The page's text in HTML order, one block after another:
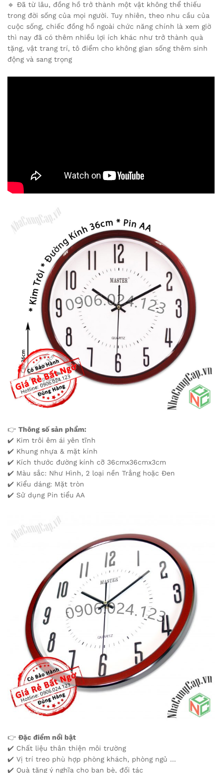
🔹 Đã từ lâu, đồng hồ trở thành một vật không thể thiếu
trong đời sống của mọi người. Tuy nhiên, theo nhu cầu của
cuộc sống, chiếc đồng hồ ngoài chức năng chính là xem giờ
thì nay đã có thêm nhiều lợi ích khác như trở thành quà
tặng, vật trang trí, tô điểm cho không gian sống thêm sinh
động và sang trọng
👉 Thông số sản phẩm:
✔️ Kim trôi êm ái yên tĩnh
✔️ Khung nhựa & mặt kính
✔️ Kích thước đường kính cỡ 36cmx36cmx3cm
✔️ Màu sắc: Như Hình, 2 loại nền Trắng hoặc Đen
✔️ Kiểu dáng: Mặt tròn
✔️ Sử dụng Pin tiểu AA
👉 Đặc điểm nổi bật
✔️ Chất liệu thân thiện môi trường
✔️ Vị trí treo phù hợp phòng khách, phòng ngủ …
✔️ Quà tặng ý nghĩa cho bạn bè, đối tác